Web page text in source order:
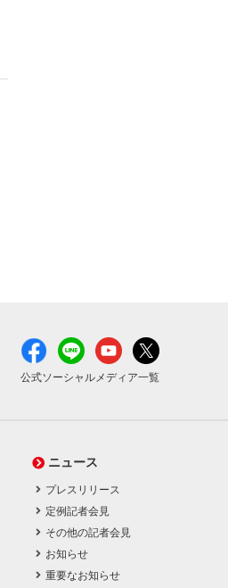
公式ソーシャルメディア一覧
ニュース
プレスリリース
定例記者会見
その他の記者会見
お知らせ
重要なお知らせ